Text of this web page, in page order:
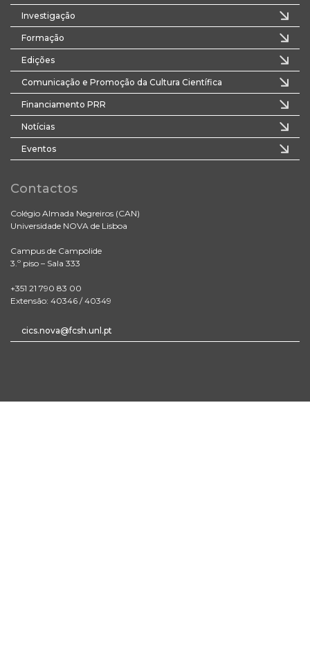
Investigação
Formação
Edições
Comunicação e Promoção da Cultura Científica
Financiamento PRR
Notícias
Eventos
Contactos
Colégio Almada Negreiros (CAN)
Universidade NOVA de Lisboa
Campus de Campolide
3.º piso – Sala 333
+351 21 790 83 00
Extensão: 40346 / 40349
cics.nova@fcsh.unl.pt